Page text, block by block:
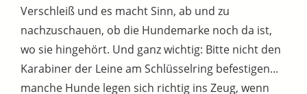
Verschleiß und es macht Sinn, ab und zu
nachzuschauen, ob die Hundemarke noch da ist,
wo sie hingehört. Und ganz wichtig: Bitte nicht den
Karabiner der Leine am Schlüsselring befestigen...
manche Hunde legen sich richtig ins Zeug, wenn